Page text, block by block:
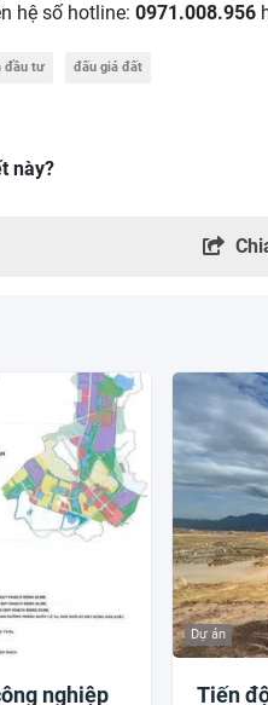
hệ số hotline: 0971.008.956
đầu tư đấu giá đất
này?
nghiệp
Dự án
Tiến